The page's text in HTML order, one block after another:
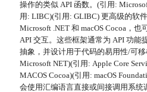
操作的类似 API 函数。(引用:
用: LIBC)(引用: GLIBC) 更高级的软
Microsoft .NET 和 macOS Cocoa，也
API 交互。这些框架通常为 API 功能
抽象，并设计用于代码的易用性/可
Microsoft NET)(引用: Apple Core
MACOS Cocoa)(引用: macOS
会使用汇编语言直接或间接调用系统